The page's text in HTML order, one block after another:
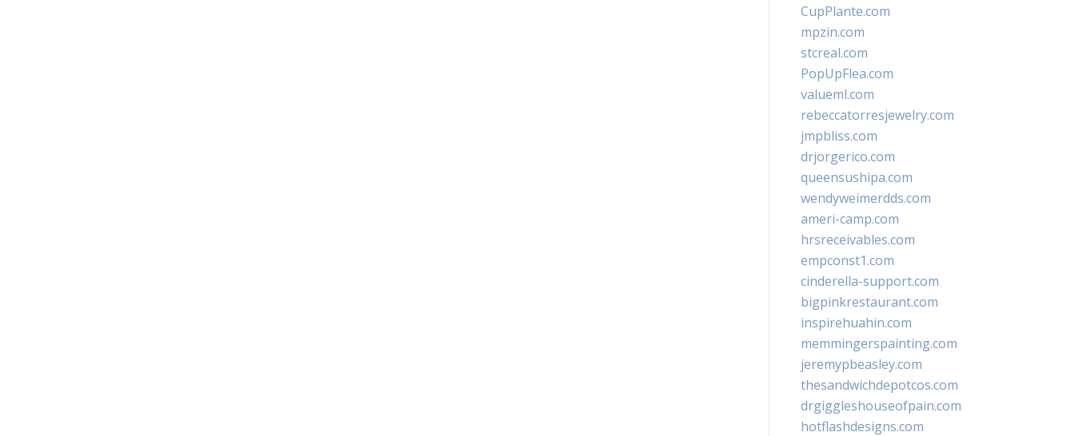
CupPlante.com
mpzin.com
stcreal.com
PopUpFlea.com
valueml.com
rebeccatorresjewelry.com
jmpbliss.com
drjorgerico.com
queensushipa.com
wendyweimerdds.com
ameri-camp.com
hrsreceivables.com
empconst1.com
cinderella-support.com
bigpinkrestaurant.com
inspirehuahin.com
memmingerspainting.com
jeremypbeasley.com
thesandwichdepotcos.com
drgiggleshouseofpain.com
hotflashdesigns.com